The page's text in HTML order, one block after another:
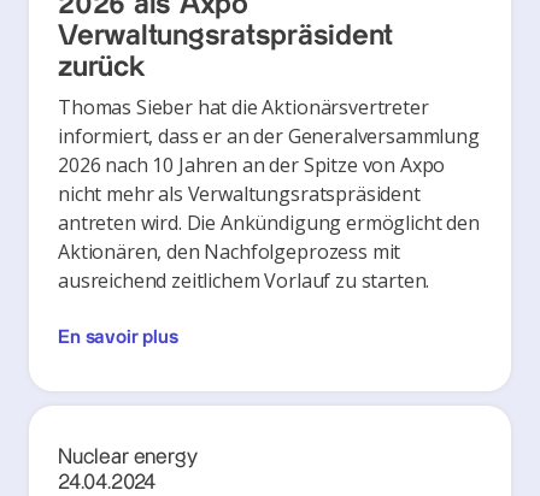
Verwaltungsratspräsident
zurück
Thomas Sieber hat die Aktionärsvertreter
informiert, dass er an der Generalversammlung
2026 nach 10 Jahren an der Spitze von Axpo
nicht mehr als Verwaltungsratspräsident
antreten wird. Die Ankündigung ermöglicht den
Aktionären, den Nachfolgeprozess mit
ausreichend zeitlichem Vorlauf zu starten.
En savoir plus
Nuclear energy
24.04.2024